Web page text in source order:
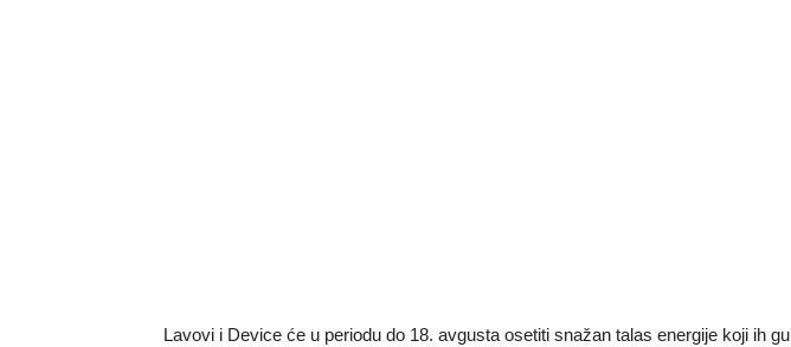
Lavovi i Device će u periodu do 18. avgusta osetiti snažan talas energije koji ih